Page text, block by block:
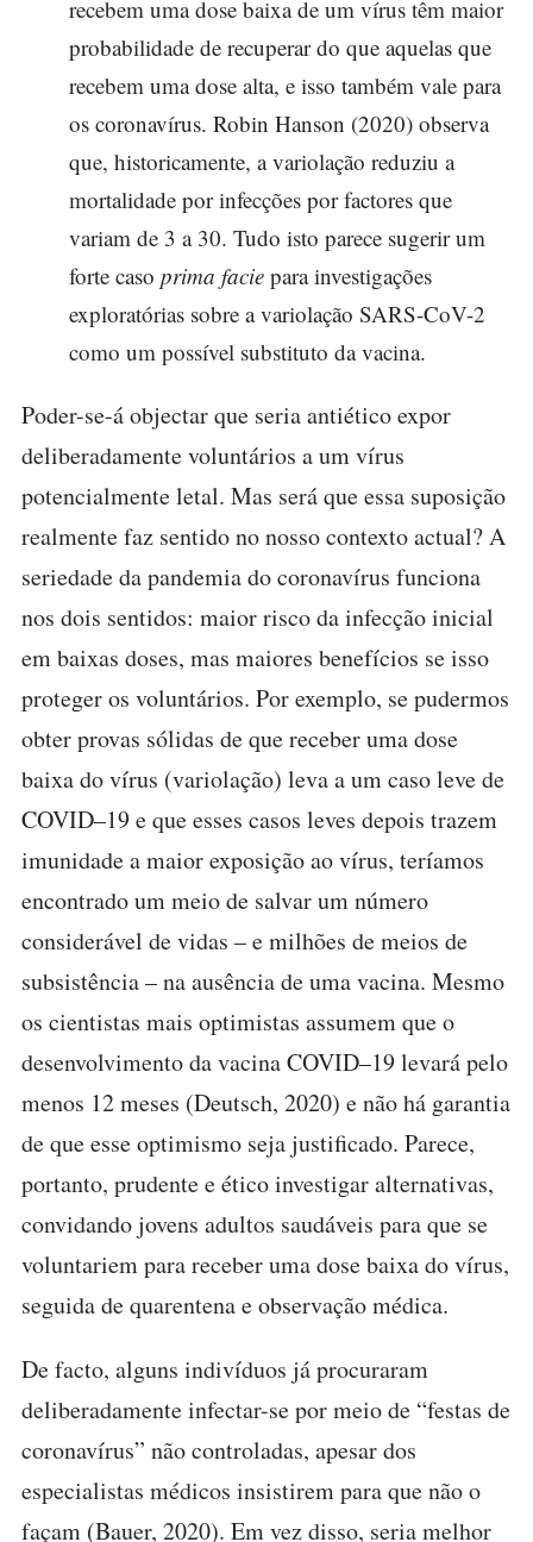
recebem uma dose baixa de um vírus têm maior
probabilidade de recuperar do que aquelas que
recebem uma dose alta, e isso também vale para
os coronavírus. Robin Hanson (2020) observa
que, historicamente, a variolação reduziu a
mortalidade por infecções por factores que
variam de 3 a 30. Tudo isto parece sugerir um
forte caso prima facie para investigações
exploratórias sobre a variolação SARS-CoV-2
como um possível substituto da vacina.
Poder-se-á objectar que seria antiético expor
deliberadamente voluntários a um vírus
potencialmente letal. Mas será que essa suposição
realmente faz sentido no nosso contexto actual? A
seriedade da pandemia do coronavírus funciona
nos dois sentidos: maior risco da infecção inicial
em baixas doses, mas maiores benefícios se isso
proteger os voluntários. Por exemplo, se pudermos
obter provas sólidas de que receber uma dose
baixa do vírus (variolação) leva a um caso leve de
COVID–19 e que esses casos leves depois trazem
imunidade a maior exposição ao vírus, teríamos
encontrado um meio de salvar um número
considerável de vidas – e milhões de meios de
subsistência – na ausência de uma vacina. Mesmo
os cientistas mais optimistas assumem que o
desenvolvimento da vacina COVID–19 levará pelo
menos 12 meses (Deutsch, 2020) e não há garantia
de que esse optimismo seja justificado. Parece,
portanto, prudente e ético investigar alternativas,
convidando jovens adultos saudáveis para que se
voluntariem para receber uma dose baixa do vírus,
seguida de quarentena e observação médica.
De facto, alguns indivíduos já procuraram
deliberadamente infectar-se por meio de “festas de
coronavírus” não controladas, apesar dos
especialistas médicos insistirem para que não o
façam (Bauer, 2020). Em vez disso, seria melhor